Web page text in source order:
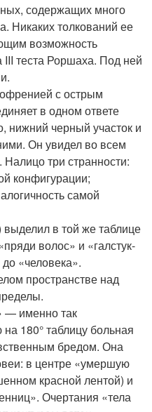
содержащих много
Никаких толкований ее
возможность
III теста Роршаха. Под ней
с острым
в одном ответе
нижний черный участок и
Он увидел во всем
три странности:
конфигурации;
самой
в той же таблице
волос» и «галстук-
«человека».
пространстве над
— именно так
180° таблицу больная
бредом. Она
в центре «умершую
красной лентой) и
Очертания «тела